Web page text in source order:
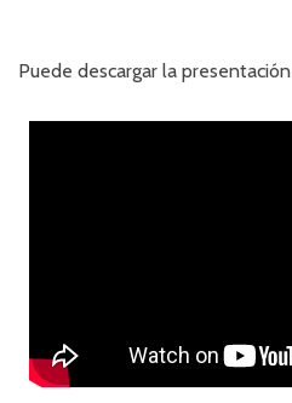
Puede descargar la presentación